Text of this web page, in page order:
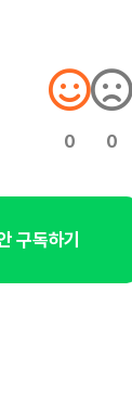
0 0
구독하기